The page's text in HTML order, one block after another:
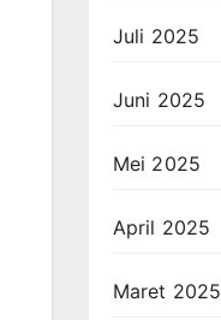
Juli 2025
Juni 2025
Mei 2025
April 2025
Maret 2025